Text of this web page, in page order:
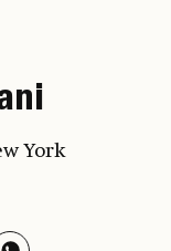
York